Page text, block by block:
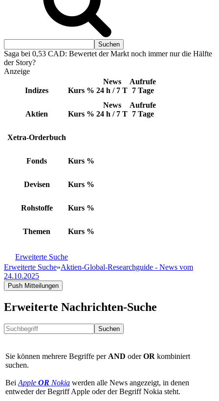
Saga bei 0,53 CAD: Bewertet der Markt noch immer nur die Hälfte
der Story?
Anzeige
Indizes Kurs %
News
24 h / 7 T
Aufrufe
7 Tage
Aktien Kurs %
News
24 h / 7 T
Aufrufe
7 Tage
Xetra-Orderbuch
Fonds Kurs %
Devisen Kurs %
Rohstoffe Kurs %
Themen Kurs %
Erweiterte Suche
Erweiterte Suche»Aktien-Global-Researchguide - News vom
24.10.2025
Push Mitteilungen
Erweiterte Nachrichten-Suche
Suchen
Sie können mehrere Begriffe per AND oderOR kombiniert
suchen.
Bei Apple OR Nokia werden alle News angezeigt, in denen
entweder der Begriff Apple oder der Begriff Nokia steht.